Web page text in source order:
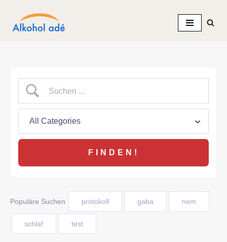
Zum
Populäre Suchen protokoll gaba nem
schlaf test